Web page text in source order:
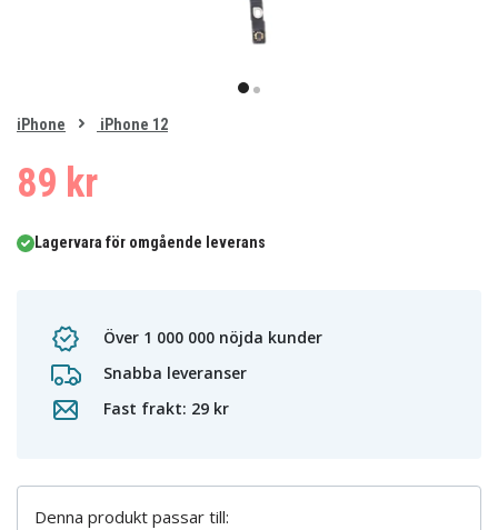
item
of
iPhone iPhone 12
89 kr
Lagervara för omgående leverans
Över 1 000 000 nöjda kunder
Snabba leveranser
Fast frakt: 29 kr
Denna produkt passar till: